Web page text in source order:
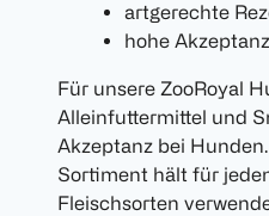
artgerechte
hohe
Für unsere ZooRoyal
Alleinfuttermittel und
Akzeptanz bei
Sortiment hält für
Fleischsorten